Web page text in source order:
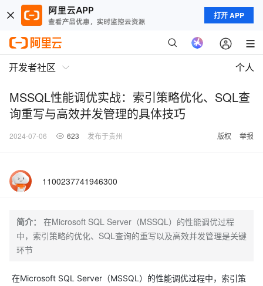
打开 APP
开发者社区 个人
MSSQL性能调优实战：索引策略优化、SQL查
询重写与高效并发管理的具体技巧
2024-07-06 623 发布于贵州 版权 举报
1100237741946300
简介：
在Microsoft SQL Server（MSSQL）的性能调优过程
中，索引策略的优化、SQL查询的重写以及高效并发管理是关键
环节
在Microsoft SQL Server（MSSQL）的性能调优过程中，索引策